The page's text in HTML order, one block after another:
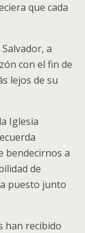
que cada
a
con el fin de
lejos de su
Iglesia
bendecirnos a
de
puesto junto
han recibido